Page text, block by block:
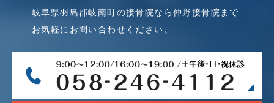
岐阜県羽島郡岐南町の接骨院なら仲野接骨院まで
お気軽にお問い合わせください。